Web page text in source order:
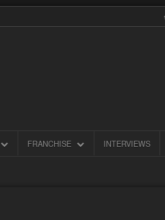
FRANCHISE INTERVIEWS